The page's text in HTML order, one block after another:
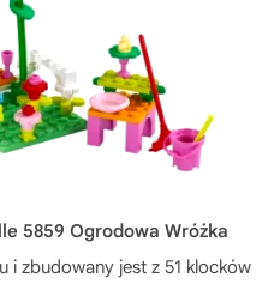
5859 Ogrodowa Wróżka
i zbudowany jest z 51 klocków